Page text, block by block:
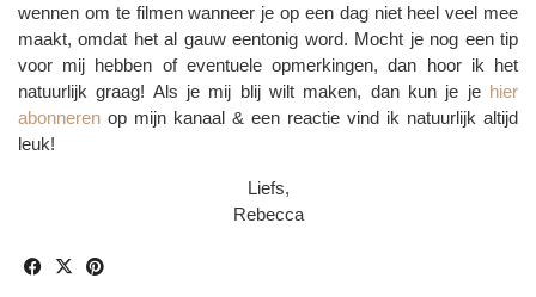
wennen om te filmen wanneer je op een dag niet heel veel mee
maakt, omdat het al gauw eentonig word. Mocht je nog een tip
voor mij hebben of eventuele opmerkingen, dan hoor ik het
natuurlijk graag! Als je mij blij wilt maken, dan kun je je hier
abonneren op mijn kanaal & een reactie vind ik natuurlijk altijd
leuk!
Liefs,
Rebecca